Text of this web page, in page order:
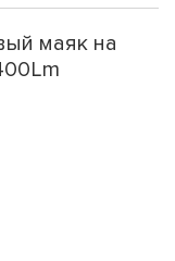
маяк на